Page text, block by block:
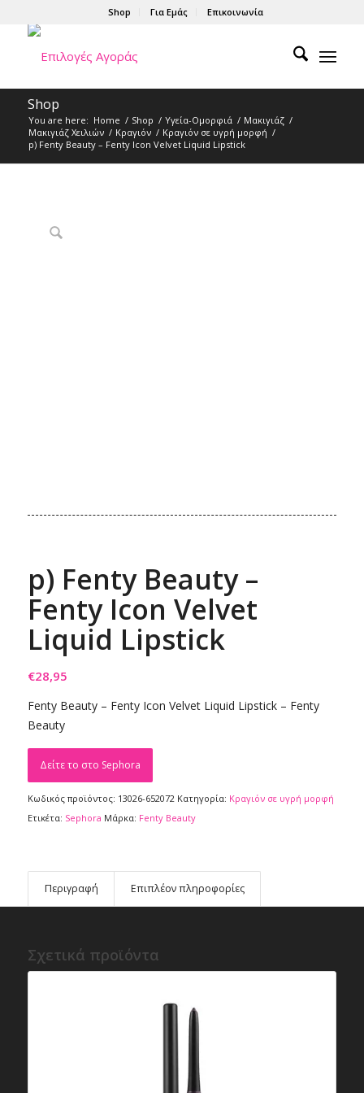
Shop Για Εμάς Επικοινωνία
Shop
You are here: Home / Shop / Υγεία-Ομορφιά / Μακιγιάζ /
Μακιγιάζ Χειλιών / Κραγιόν / Κραγιόν σε υγρή μορφή /
p) Fenty Beauty – Fenty Icon Velvet Liquid Lipstick
p) Fenty Beauty –
Fenty Icon Velvet
Liquid Lipstick
€28,95
Fenty Beauty – Fenty Icon Velvet Liquid Lipstick – Fenty
Beauty
Δείτε το στο Sephora
Κωδικός προϊόντος: 13026-652072 Κατηγορία: Κραγιόν σε υγρή μορφή
Ετικέτα: Sephora Μάρκα: Fenty Beauty
Περιγραφή Επιπλέον πληροφορίες
Σχετικά προϊόντα